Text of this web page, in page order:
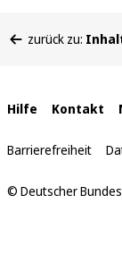
befinden
zurück zu:
Interne
Links
Hilfe Kontakt
Barrierefreiheit
© Deutscher